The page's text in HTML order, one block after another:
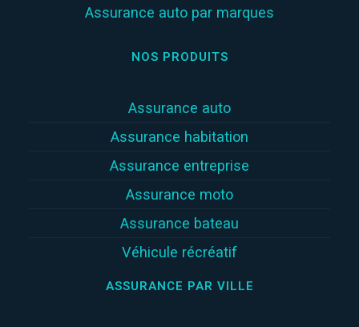
Assurance auto par marques
NOS PRODUITS
Assurance auto
Assurance habitation
Assurance entreprise
Assurance moto
Assurance bateau
Véhicule récréatif
ASSURANCE PAR VILLE